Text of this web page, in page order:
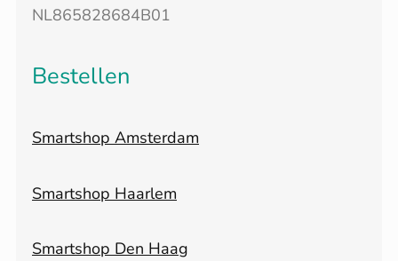
NL865828684B01
Bestellen
Smartshop Amsterdam
Smartshop Haarlem
Smartshop Den Haag